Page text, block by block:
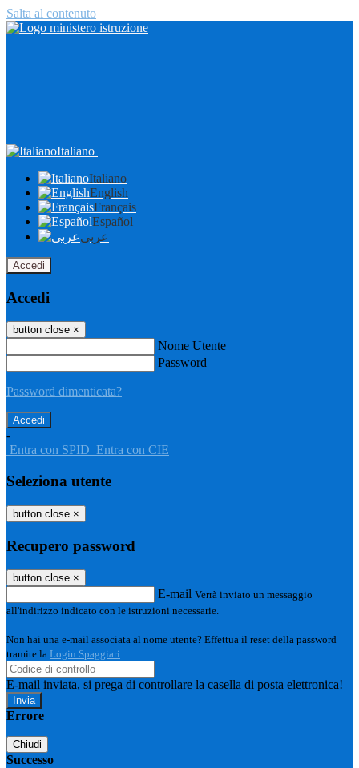
Salta al contenuto
Italiano
Italiano
English
Français
Español
عربى
Accedi
Accedi
button close ×
Nome Utente
Password
Password dimenticata?
-
Entra con SPID Entra con CIE
Seleziona utente
button close ×
Recupero password
button close ×
E-mail Verrà inviato un messaggio
all'indirizzo indicato con le istruzioni necessarie.
Non hai una e-mail associata al nome utente? Effettua il reset della password
tramite la Login Spaggiari
E-mail inviata, si prega di controllare la casella di posta elettronica!
Errore
Chiudi
Successo